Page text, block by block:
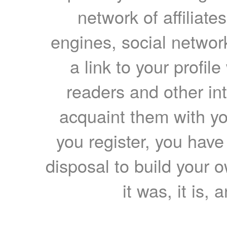
network of
engines, social
a link to your
readers and other
acquaint them with
you register, you
disposal to build your
it was, it is,